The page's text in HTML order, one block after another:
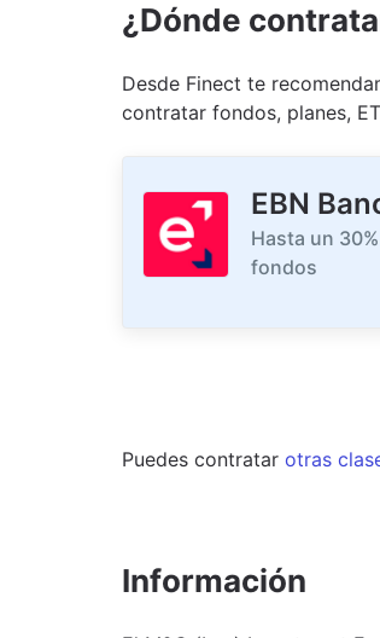
¿Dónde
Desde Finect te
contratar fondos, planes,
EBN
Hasta un
fondos
Puedes contratar otras
Información